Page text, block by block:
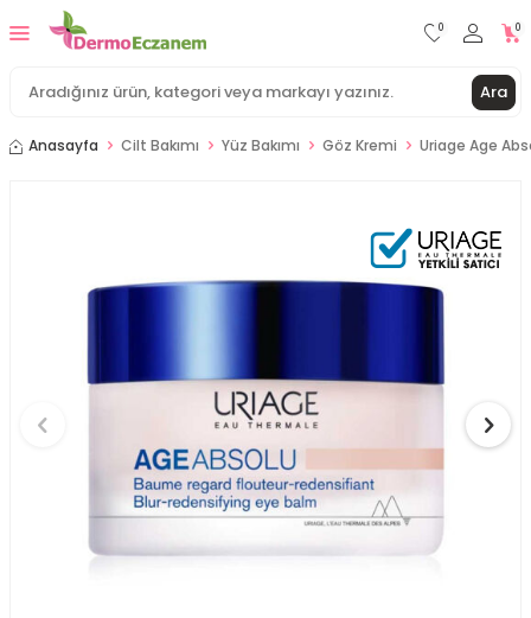
Ara
0 0
Anasayfa Cilt Bakımı Yüz Bakımı Göz Kremi Uriage Age